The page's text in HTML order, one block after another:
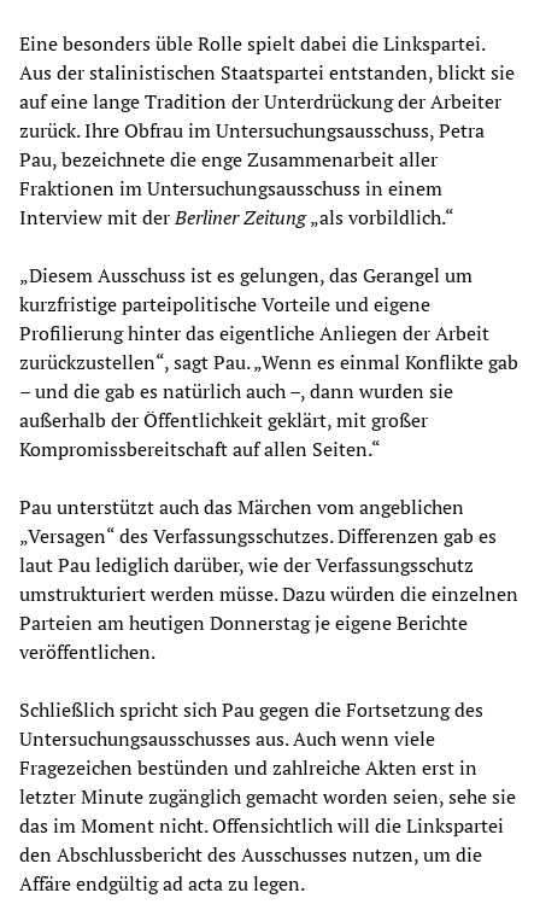
Eine besonders üble Rolle spielt dabei die Linkspartei.
Aus der stalinistischen Staatspartei entstanden, blickt sie
auf eine lange Tradition der Unterdrückung der Arbeiter
zurück. Ihre Obfrau im Untersuchungsausschuss, Petra
Pau, bezeichnete die enge Zusammenarbeit aller
Fraktionen im Untersuchungsausschuss in einem
Interview mit derBerliner Zeitung„als vorbildlich.“
„Diesem Ausschuss ist es gelungen, das Gerangel um
kurzfristige parteipolitische Vorteile und eigene
Profilierung hinter das eigentliche Anliegen der Arbeit
zurückzustellen“, sagt Pau. „Wenn es einmal Konflikte gab
– und die gab es natürlich auch –, dann wurden sie
außerhalb der Öffentlichkeit geklärt, mit großer
Kompromissbereitschaft auf allen Seiten.“
Pau unterstützt auch das Märchen vom angeblichen
„Versagen“ des Verfassungsschutzes. Differenzen gab es
laut Pau lediglich darüber, wie der Verfassungsschutz
umstrukturiert werden müsse. Dazu würden die einzelnen
Parteien am heutigen Donnerstag je eigene Berichte
veröffentlichen.
Schließlich spricht sich Pau gegen die Fortsetzung des
Untersuchungsausschusses aus. Auch wenn viele
Fragezeichen bestünden und zahlreiche Akten erst in
letzter Minute zugänglich gemacht worden seien, sehe sie
das im Moment nicht. Offensichtlich will die Linkspartei
den Abschlussbericht des Ausschusses nutzen, um die
Affäre endgültig ad acta zu legen.